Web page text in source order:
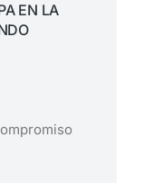
EN LA